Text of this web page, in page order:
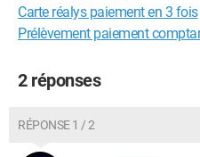
Carte réalys paiement en 3 fois
Prélèvement paiement
2 réponses
RÉPONSE 1 / 2